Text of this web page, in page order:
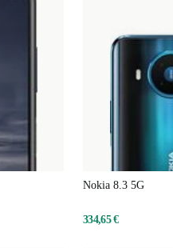
Nokia 8.3 5G
334,65 €